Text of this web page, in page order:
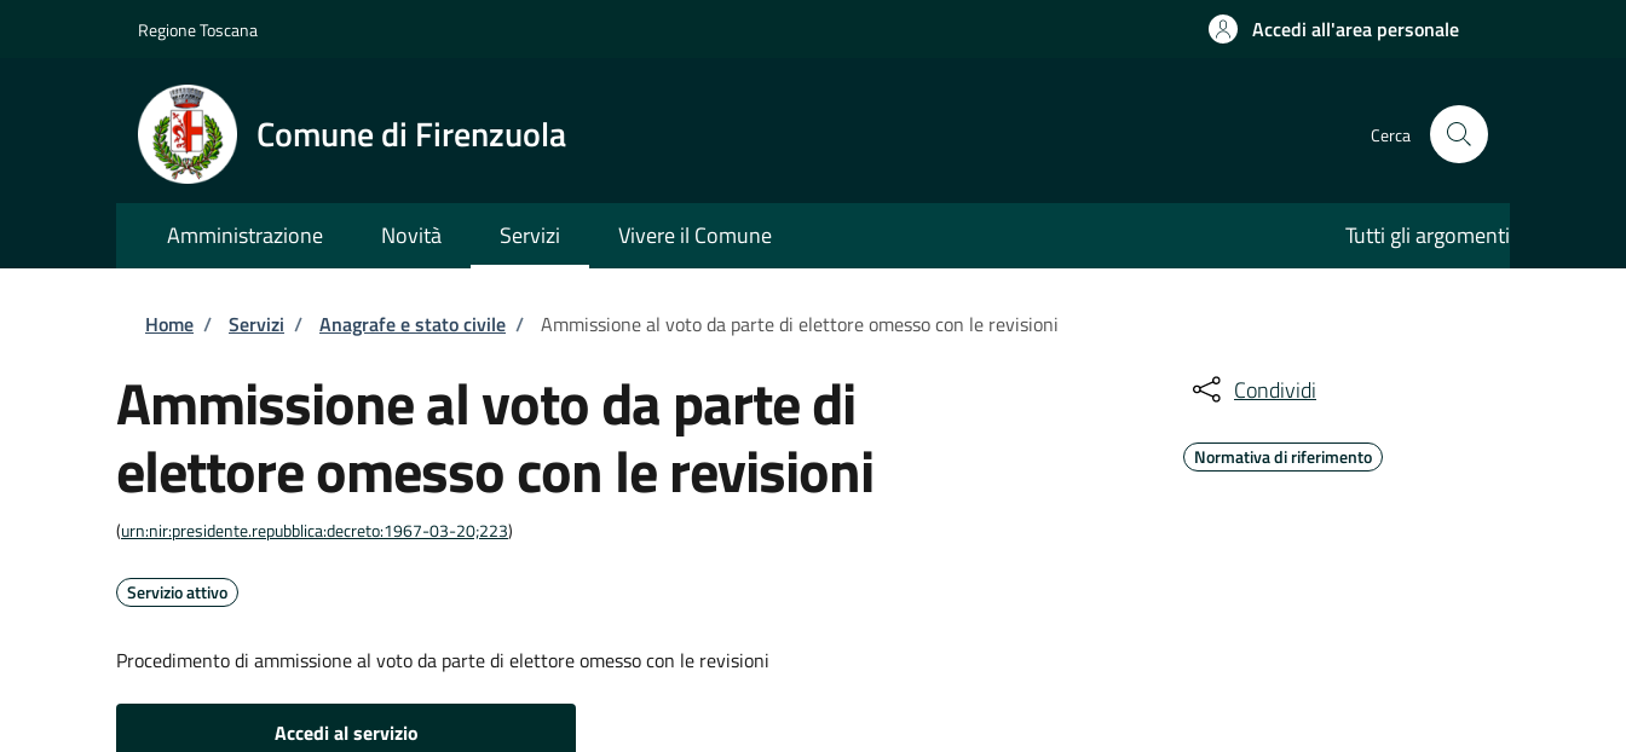
Regione Toscana Accedi all'area personale
Comune di Firenzuola Cerca
Amministrazione Novità Servizi Vivere il Comune Tutti gli argomenti
Briciole di pane
Home / Servizi / Anagrafe e stato civile / Ammissione al voto da parte di elettore omesso con le revisioni
Ammissione al voto da parte di
elettore omesso con le revisioni
(urn:nir:presidente.repubblica:decreto:1967-03-20;223)
Servizio attivo
Procedimento di ammissione al voto da parte di elettore omesso con le revisioni
Accedi al servizio
Condividi
Normativa di riferimento